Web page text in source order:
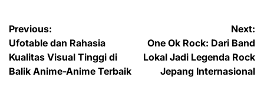
Post
navigation
Previous:
Ufotable dan Rahasia
Kualitas Visual Tinggi di
Balik Anime-Anime Terbaik
Next:
One Ok Rock: Dari Band
Lokal Jadi Legenda Rock
Jepang Internasional